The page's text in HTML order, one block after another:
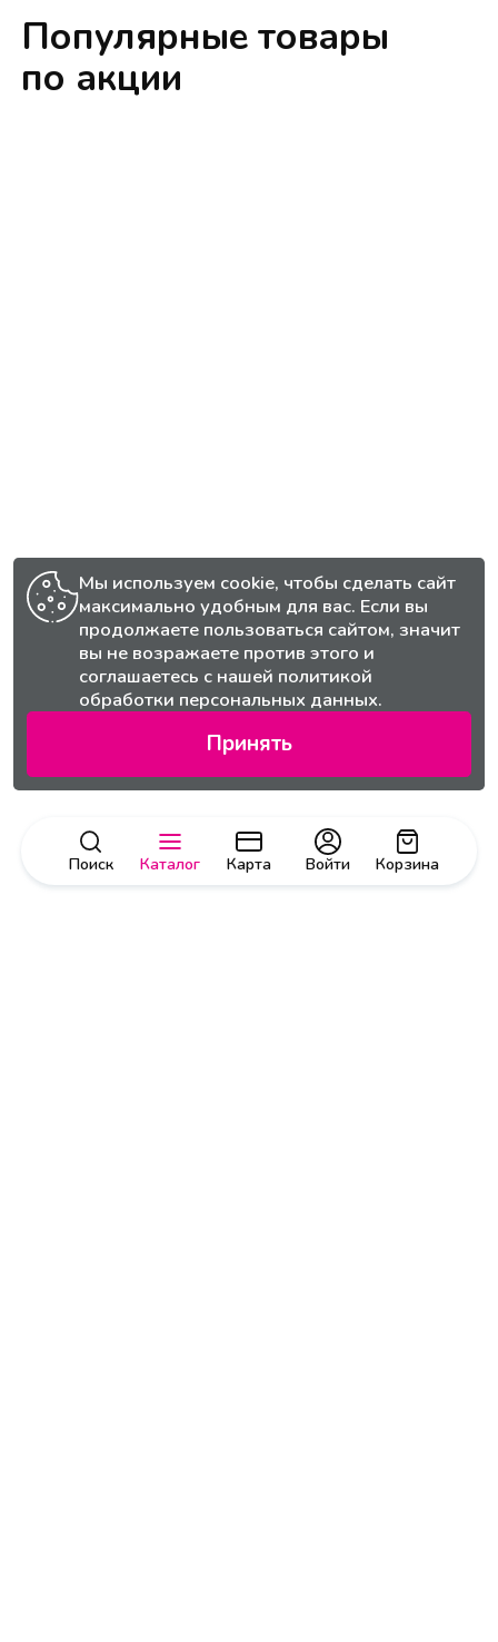
Поиск Каталог Карта Корзина
Войти
Популярные товары
по акции
Мы используем cookie, чтобы сделать сайт
максимально удобным для вас. Если вы
продолжаете пользоваться сайтом, значит
вы не возражаете против этого и
соглашаетесь с нашей политикой
обработки персональных данных.
Принять